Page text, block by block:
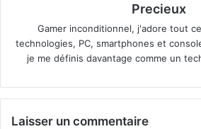
Precieux
Gamer inconditionnel, j'adore tout
technologies, PC, smartphones et
je me définis davantage comme un
Laisser un commentaire